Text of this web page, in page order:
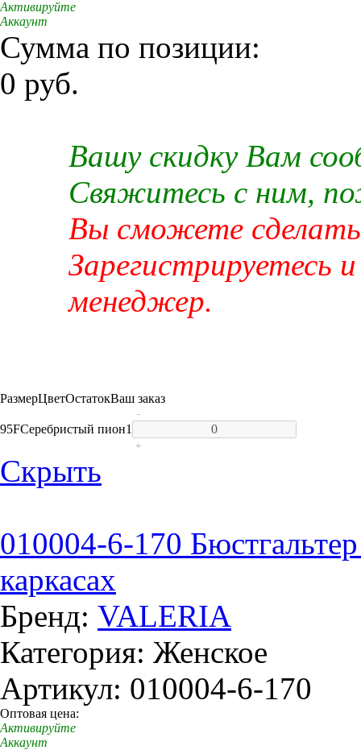
Активируйте
Аккаунт
Сумма по позиции:
0 руб.
Вашу скидку Вам
Свяжитесь с ним,
Вы сможете сделать
Зарегистрируетесь
менеджер.
РазмерЦветОстатокВаш заказ
95FСеребристый пион1
-
+
Скрыть
010004-6-170
каркасах
Бренд: VALERIA
Категория: Женское
Артикул: 010004-6-170
Оптовая цена:
Активируйте
Аккаунт